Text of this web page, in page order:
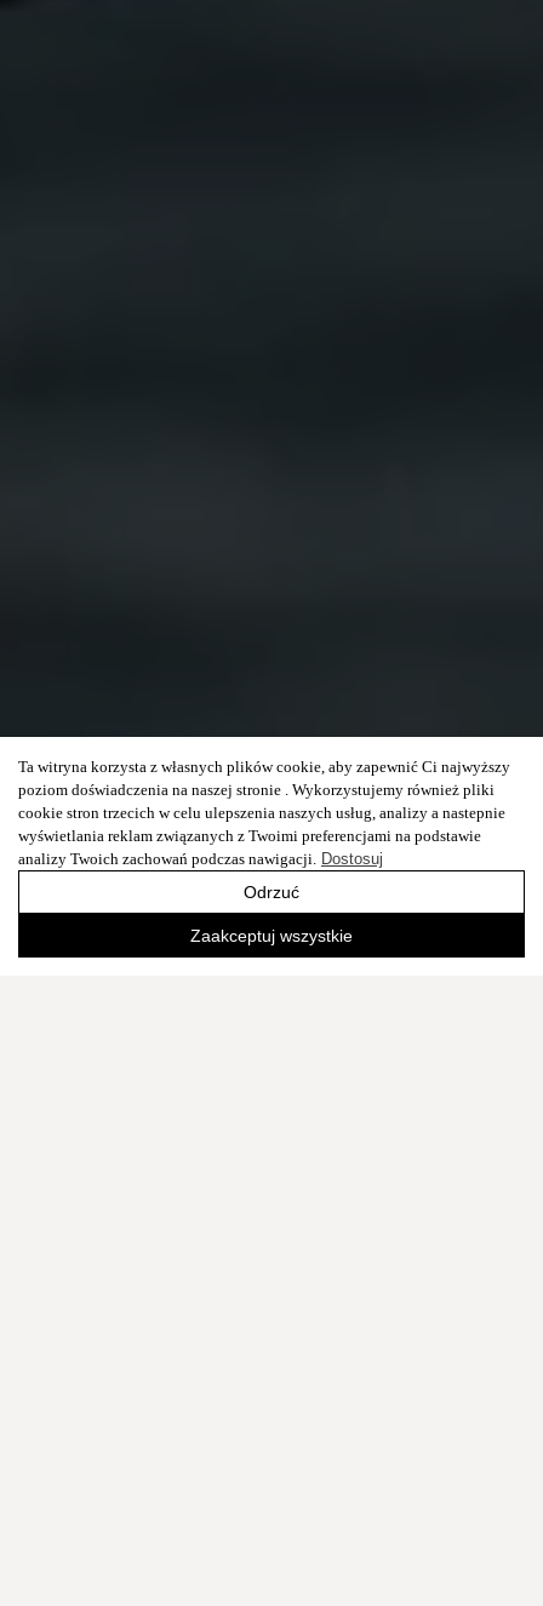
Ta witryna korzysta z własnych plików cookie, aby zapewnić Ci najwyższy
poziom doświadczenia na naszej stronie . Wykorzystujemy również pliki
cookie stron trzecich w celu ulepszenia naszych usług, analizy a nastepnie
wyświetlania reklam związanych z Twoimi preferencjami na podstawie
analizy Twoich zachowań podczas nawigacji. Dostosuj
Odrzuć
Zaakceptuj wszystkie